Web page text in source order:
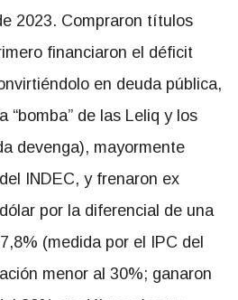
2023. Compraron títulos
financiaron el déficit
en deuda pública,
“bomba” de las Leliq y los
devenga), mayormente
INDEC, y frenaron ex
por la diferencial de una
(medida por el IPC del
menor al 30%; ganaron